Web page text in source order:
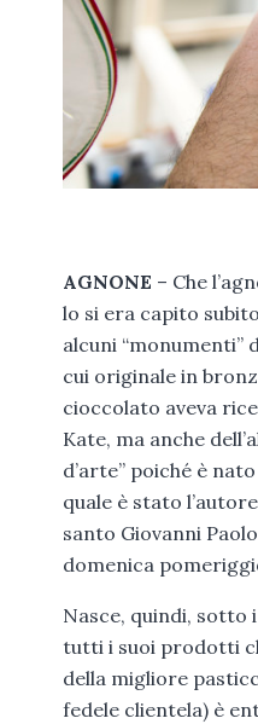
AGNONE – Che
lo si era capito
alcuni “monumenti”
cui originale in
cioccolato aveva
Kate, ma anche
d’arte” poiché è
quale è stato
santo Giovanni
domenica
Nasce, quindi, sotto
tutti i suoi prodotti
della migliore
fedele clientela) è